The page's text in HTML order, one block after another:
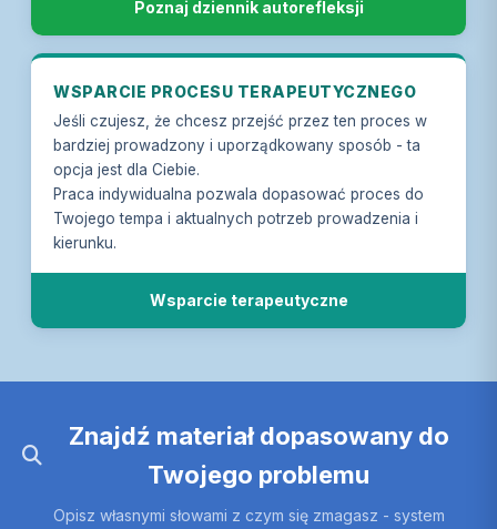
Poznaj dziennik autorefleksji
WSPARCIE PROCESU TERAPEUTYCZNEGO
Jeśli czujesz, że chcesz przejść przez ten proces w
bardziej prowadzony i uporządkowany sposób - ta
opcja jest dla Ciebie.
Praca indywidualna pozwala dopasować proces do
Twojego tempa i aktualnych potrzeb prowadzenia i
kierunku.
Wsparcie terapeutyczne
Znajdź materiał dopasowany do
Twojego problemu
Opisz własnymi słowami z czym się zmagasz - system